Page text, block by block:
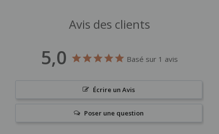
Avis des clients
5,0 Basé sur 1 avis
Écrire un Avis
Poser une question